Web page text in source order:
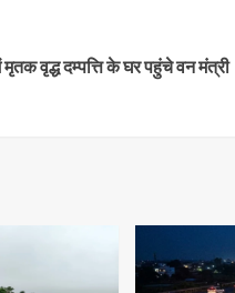
वृद्ध दम्पत्ति के घर पहुंचे वन मंत्री